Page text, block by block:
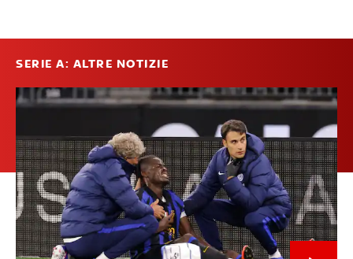
SERIE A: ALTRE NOTIZIE